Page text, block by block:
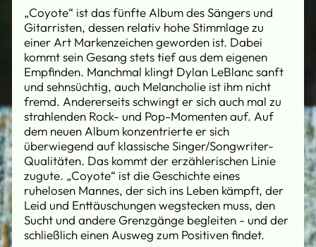
„Coyote“ ist das fünfte Album des Sängers und
Gitarristen, dessen relativ hohe Stimmlage zu
einer Art Markenzeichen geworden ist. Dabei
kommt sein Gesang stets tief aus dem eigenen
Empfinden. Manchmal klingt Dylan LeBlanc sanft
und sehnsüchtig, auch Melancholie ist ihm nicht
fremd. Andererseits schwingt er sich auch mal zu
strahlenden Rock- und Pop-Momenten auf. Auf
dem neuen Album konzentrierte er sich
überwiegend auf klassische Singer/Songwriter-
Qualitäten. Das kommt der erzählerischen Linie
zugute. „Coyote“ ist die Geschichte eines
ruhelosen Mannes, der sich ins Leben kämpft, der
Leid und Enttäuschungen wegstecken muss, den
Sucht und andere Grenzgänge begleiten - und der
schließlich einen Ausweg zum Positiven findet.